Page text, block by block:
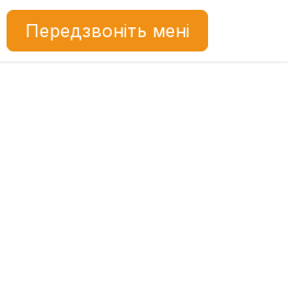
Передзвоніть мені